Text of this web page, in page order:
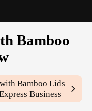
Bamboo
Bamboo Lids
Business